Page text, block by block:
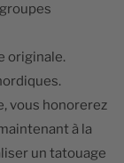
originale.
vous honorerez
à la
un tatouage